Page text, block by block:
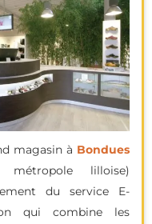
magasin à Bondues
lilloise)
du service E-
qui combine les